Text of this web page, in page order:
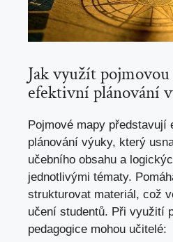
Jak využít
efektivní plánování
Pojmové mapy představují
plánování výuky, který
učebního obsahu a
jednotlivými tématy.
strukturovat materiál, což
učení studentů. Při využití
pedagogice mohou učitelé: